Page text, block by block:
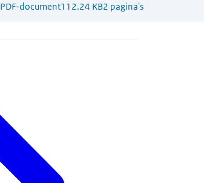
PDF-document112.24 KB2 pagina's